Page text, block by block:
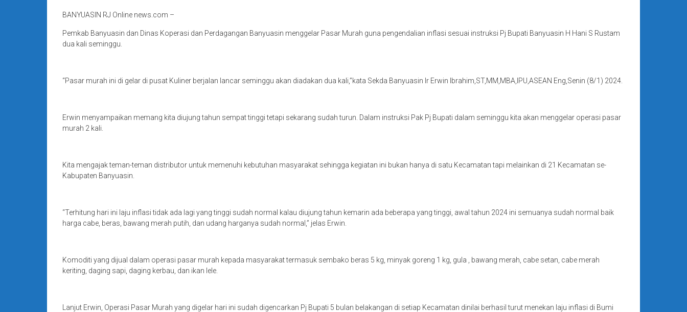
BANYUASIN RJ Online news.com –
Pemkab Banyuasin dan Dinas Koperasi dan Perdagangan Banyuasin menggelar Pasar Murah guna pengendalian inflasi sesuai instruksi Pj Bupati Banyuasin H Hani S Rustam
dua kali seminggu.
“Pasar murah ini di gelar di pusat Kuliner berjalan lancar seminggu akan diadakan dua kali,”kata Sekda Banyuasin Ir Erwin Ibrahim,ST,MM,MBA,IPU,ASEAN Eng,Senin (8/1) 2024.
Erwin menyampaikan memang kita diujung tahun sempat tinggi tetapi sekarang sudah turun. Dalam instruksi Pak Pj Bupati dalam seminggu kita akan menggelar operasi pasar
murah 2 kali.
Kita mengajak teman-teman distributor untuk memenuhi kebutuhan masyarakat sehingga kegiatan ini bukan hanya di satu Kecamatan tapi melainkan di 21 Kecamatan se-
Kabupaten Banyuasin.
“Terhitung hari ini laju inflasi tidak ada lagi yang tinggi sudah normal kalau diujung tahun kemarin ada beberapa yang tinggi, awal tahun 2024 ini semuanya sudah normal baik
harga cabe, beras, bawang merah putih, dan udang harganya sudah normal,” jelas Erwin.
Komoditi yang dijual dalam operasi pasar murah kepada masyarakat termasuk sembako beras 5 kg, minyak goreng 1 kg, gula , bawang merah, cabe setan, cabe merah
keriting, daging sapi, daging kerbau, dan ikan lele.
Lanjut Erwin, Operasi Pasar Murah yang digelar hari ini sudah digencarkan Pj Bupati 5 bulan belakangan di setiap Kecamatan dinilai berhasil turut menekan laju inflasi di Bumi